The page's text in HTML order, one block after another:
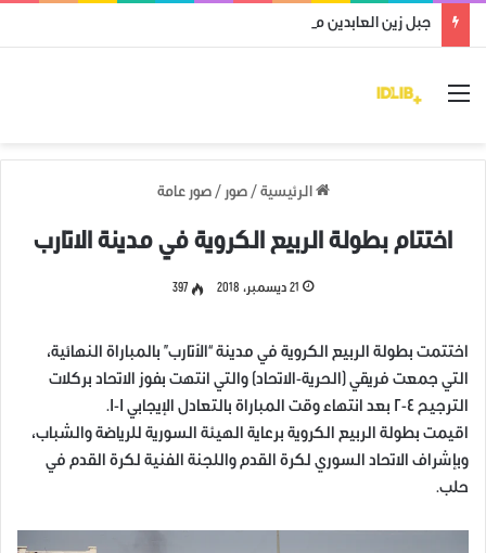
جبل زين العابدين محرر من قوات النظام وميليشياته
القائمة
الرئيسية / صور / صور عامة
اختتام بطولة الربيع الكروية في مدينة الاتارب
21 ديسمبر، 2018 397
اختتمت بطولة الربيع الكروية في مدينة “الأتارب” بالمباراة النهائية،
التي جمعت فريقي (الحرية-الاتحاد) والتي انتهت بفوز الاتحاد بركلات
الترجيح ٤-٢ بعد انتهاء وقت المباراة بالتعادل الإيجابي ١-١.
اقيمت بطولة الربيع الكروية برعاية الهيئة السورية للرياضة والشباب،
وبإشراف الاتحاد السوري لكرة القدم واللجنة الفنية لكرة القدم في
حلب.